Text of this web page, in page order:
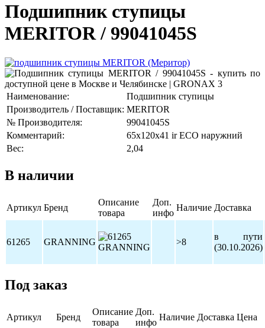
Подшипник ступицы
MERITOR / 99041045S
Наименование:
Подшипник ступицы
Производитель / Поставщик: MERITOR
№ Производителя:
99041045S
Комментарий:
65x120x41 ir ECO наружний
Вес:
2,04
В наличии
Артикул Бренд
Описание
товара
Доп.
инфо
Наличие Доставка
61265 GRANNING >8
в пути
(30.10.2026)
Под заказ
Артикул Бренд
Описание
товара
Доп.
инфо
Наличие Доставка Цена